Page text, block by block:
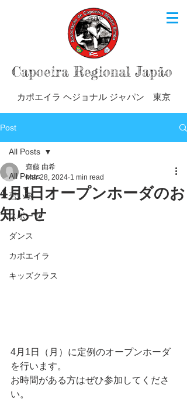
Capoeira Regional Japão
カポエイラ ヘジョナル ジャパン 東京
Post
All Posts
習い事
スポーツ
ダンス
カポエイラ
キッズクラス
All Posts
4月1日オープンホーダのお
知らせ
齋藤 由希
Mar 28, 2024 1 min read
4月1日（月）に定例のオープンホーダ
を行います。
お時間がある方はぜひ参加してくださ
い。